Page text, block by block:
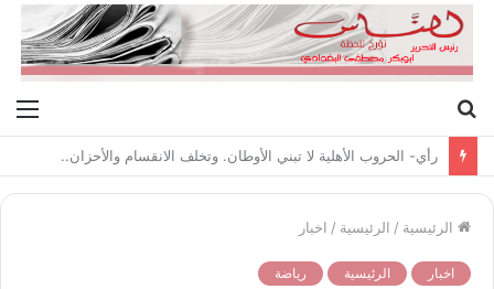
عن
رأي- الحروب الأهلية لا تبني الأوطان. وتخلف الانقسام والأحزان..
الرئيسية / الرئيسية / اخبار
اخبار الرئيسية رياضة